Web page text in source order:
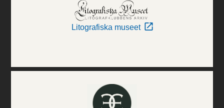
Litografiska museet